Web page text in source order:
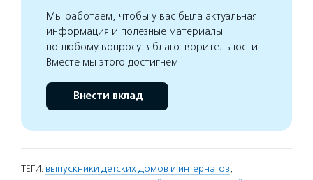
Мы работаем, чтобы у вас была актуальная
информация и полезные материалы
по любому вопросу в благотворительности.
Вместе мы этого достигнем
Внести вклад
ТЕГИ: выпускники детских домов и интернатов,